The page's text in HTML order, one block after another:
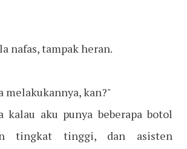
nafas, tampak heran.
melakukannya, kan?"
kalau aku punya beberapa botol
tingkat tinggi, dan asisten